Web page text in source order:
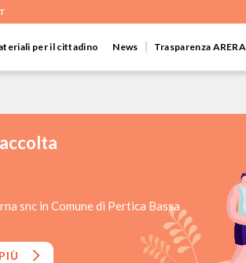
per il cittadino News Trasparenza ARERA
snc in Comune di Pertica Bassa